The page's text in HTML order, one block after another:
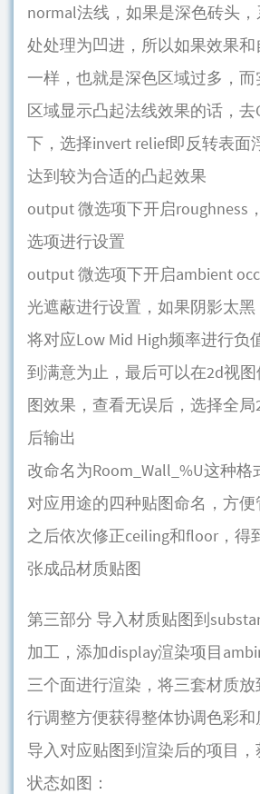
normal法线，如果是深色砖头
处处理为凹进，所以如果效果
一样，也就是深色区域过多，
区域显示凸起法线效果的话，去
下，选择invert relief即反转表面
达到较为合适的凸起效果
output 微选项下开启roughness
选项进行设置
output 微选项下开启ambient
光遮蔽进行设置，如果阴影太黑
将对应Low Mid High频率进行负
到满意为止，最后可以在2d视
图效果，查看无误后，选择全局
后输出
改命名为Room_Wall_%U这种格
对应用途的四种贴图命名，方便
之后依次修正ceiling和floor，得
张成品材质贴图
第三部分 导入材质贴图到
加工，添加display渲染项目
三个面进行渲染，将三套材质
行调整方便获得整体协调色彩和
导入对应贴图到渲染后的项目
状态如图：